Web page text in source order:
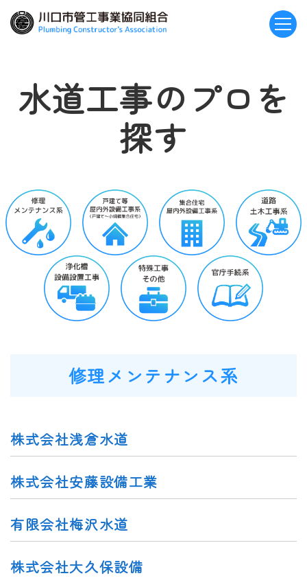
水道工事のプロを
探す
修理メンテナンス系
株式会社浅倉水道
株式会社安藤設備工業
有限会社梅沢水道
株式会社大久保設備